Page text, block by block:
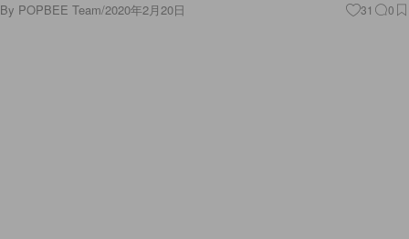
By POPBEE Team/2020年2月20日 31 0